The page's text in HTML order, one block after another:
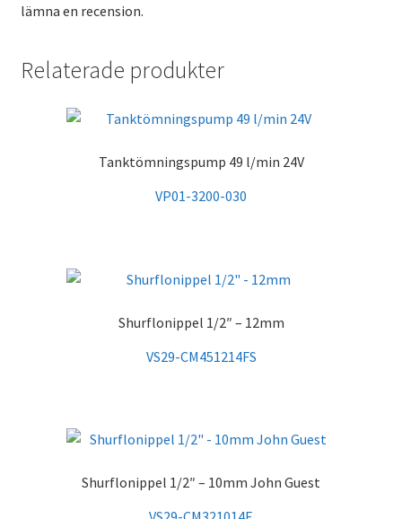
lämna en recension.
Relaterade produkter
Tanktömningspump 49 l/min 24V
VP01-3200-030
Shurflonippel 1/2″ – 12mm
VS29-CM451214FS
Shurflonippel 1/2″ – 10mm John Guest